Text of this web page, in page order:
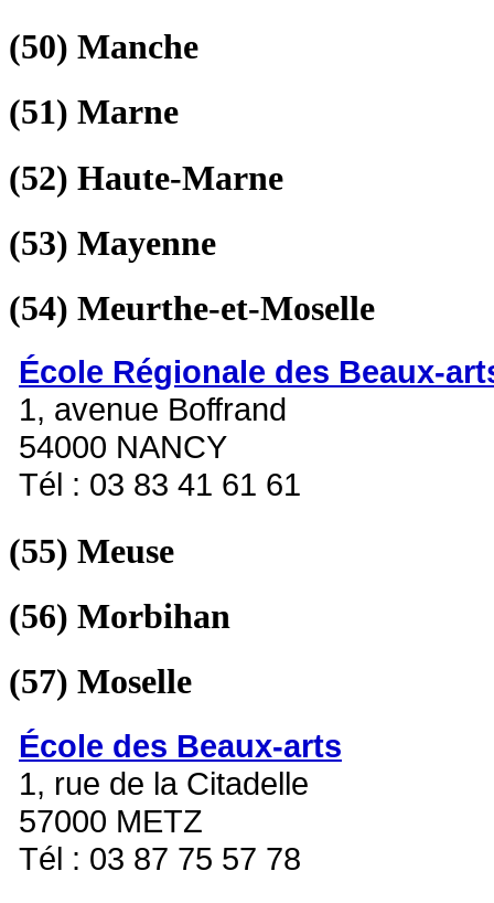
(50) Manche
(51) Marne
(52) Haute-Marne
(53) Mayenne
(54) Meurthe-et-Moselle
École Régionale des Beaux-
1, avenue Boffrand
54000 NANCY
Tél : 03 83 41 61 61
(55) Meuse
(56) Morbihan
(57) Moselle
École des Beaux-arts
1, rue de la Citadelle
57000 METZ
Tél : 03 87 75 57 78